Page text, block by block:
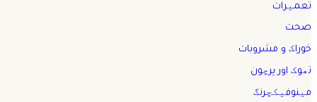
تعمیرات
صحت
خوراک و مشروبات
تھوک اور پرچون
مینوفیکچرنگ